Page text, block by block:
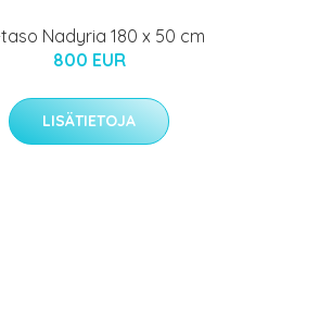
Nadyria 180 x 50 cm
800 EUR
LISÄTIETOJA